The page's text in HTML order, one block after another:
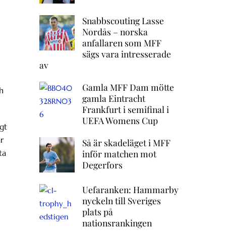
Snabbscouting Lasse
Nordås – norska
anfallaren som MFF
sägs vara intresserade
av
Gamla MFF Dam mötte
gamla Eintracht
Frankfurt i semifinal i
UEFA Womens Cup
Så är skadeläget i MFF
inför matchen mot
Degerfors
Uefaranken: Hammarby
nyckeln till Sveriges
plats på
nationsrankingen